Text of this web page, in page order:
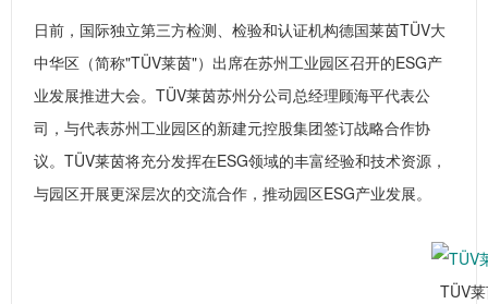
日前，国际独立第三方检测、检验和认证机构德国莱茵TÜV大
中华区（简称"TÜV莱茵"）出席在苏州工业园区召开的ESG产
业发展推进大会。TÜV莱茵苏州分公司总经理顾海平代表公
司，与代表苏州工业园区的新建元控股集团签订战略合作协
议。TÜV莱茵将充分发挥在ESG领域的丰富经验和技术资源，
与园区开展更深层次的交流合作，推动园区ESG产业发展。
TÜV